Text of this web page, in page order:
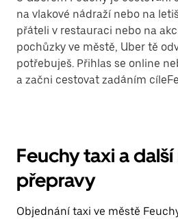
na vlakové nádraží nebo na
přáteli v restauraci nebo na
pochůzky ve městě, Uber tě
potřebuješ. Přihlas se online
a začni cestovat zadáním
Feuchy taxi a
přepravy
Objednání taxi ve městě